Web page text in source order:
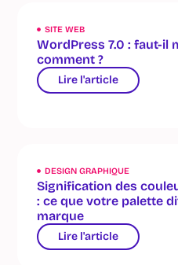
SITE WEB
WordPress 7.0 : faut-il
comment ?
Lire l'article
DESIGN GRAPHIQUE
Signification des
: ce que votre palette
marque
Lire l'article